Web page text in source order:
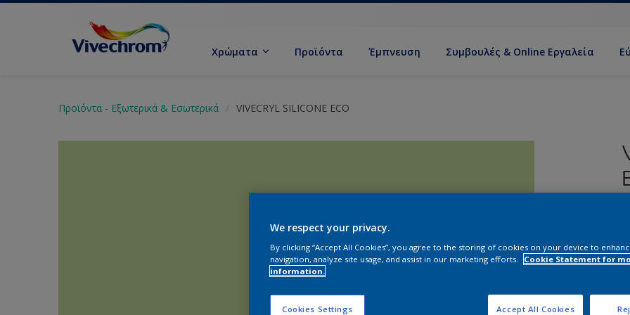
Χρώματα Προϊόντα Έμπνευση Συμβουλές & Online Εργαλεία
Προϊόντα - Εξωτερικά & Εσωτερικά VIVECRYL SILICONE ECO
We respect your privacy.
By clicking “Accept All Cookies”, you agree to the storing of cookies on your device to
navigation, analyze site usage, and assist in our marketing efforts.
Cookie Statement for
information.
Cookies Settings Accept All Cookies